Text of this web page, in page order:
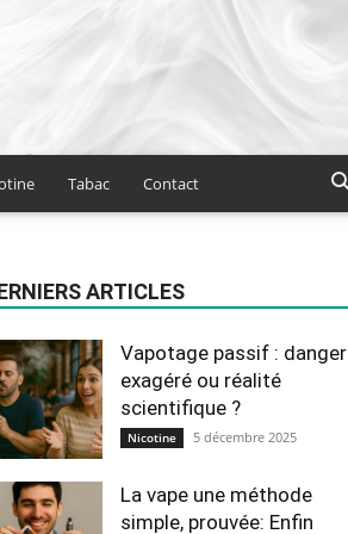
Tabac Contact
ARTICLES
Vapotage passif : danger
exagéré ou réalité
scientifique ?
Nicotine 5 décembre 2025
La vape une méthode
simple, prouvée: Enfin